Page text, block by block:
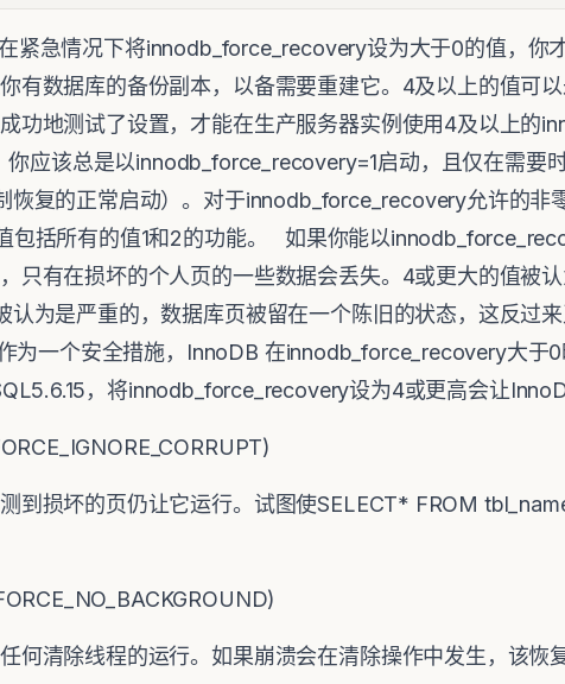
急情况下将innodb_force_recovery设为大于0的值，你
有数据库的备份副本，以备需要重建它。4及以上的值可
功地测试了设置，才能在生产服务器实例使用4及以上的
你应该总是以innodb_force_recovery=1启动，且仅在需
恢复的正常启动）。对于innodb_force_recovery允许的非
包括所有的值1和2的功能。 如果你能以
只有在损坏的个人页的一些数据会丢失。4或更大的值被
认为是严重的，数据库页被留在一个陈旧的状态，这反过
为一个安全措施，InnoDB 在innodb_force_recovery大于
，将innodb_force_recovery设为4或更高会让
到损坏的页仍让它运行。试图使SELECT* FROM
何清除线程的运行。如果崩溃会在清除操作中发生，该恢